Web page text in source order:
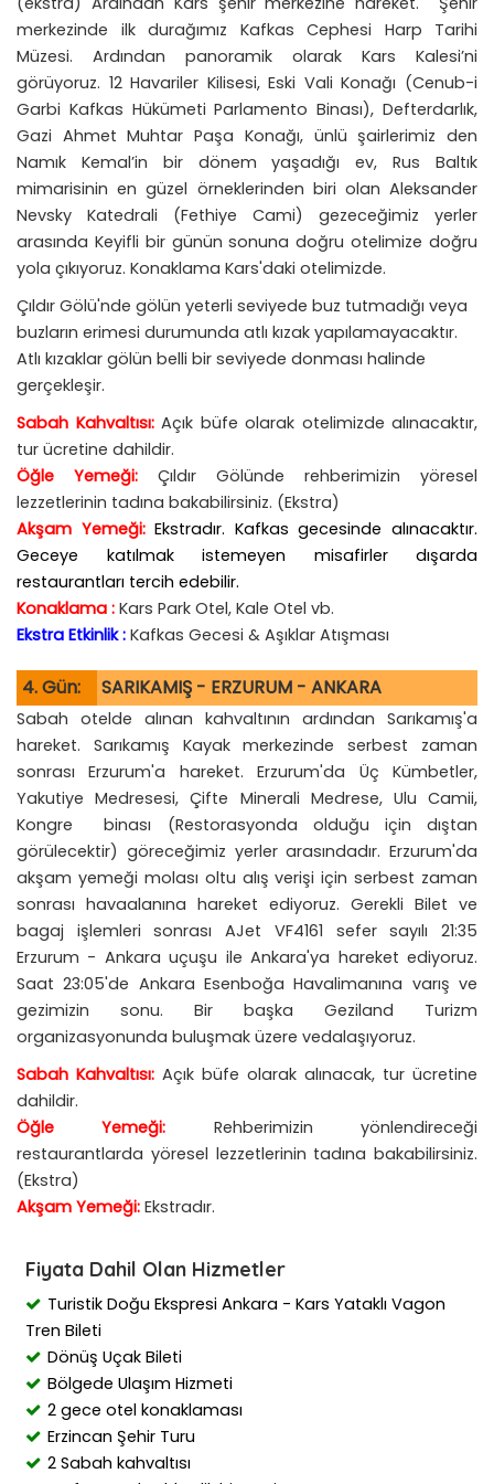
merkezinde ilk durağımız Kafkas Cephesi Harp Tarihi
Müzesi. Ardından panoramik olarak Kars Kalesi’ni
görüyoruz. 12 Havariler Kilisesi, Eski Vali Konağı (Cenub-i
Garbi Kafkas Hükümeti Parlamento Binası), Defterdarlık,
Gazi Ahmet Muhtar Paşa Konağı, ünlü şairlerimiz den
Namık Kemal’in bir dönem yaşadığı ev, Rus Baltık
mimarisinin en güzel örneklerinden biri olan Aleksander
Nevsky Katedrali (Fethiye Cami) gezeceğimiz yerler
arasında Keyifli bir günün sonuna doğru otelimize doğru
yola çıkıyoruz. Konaklama Kars'daki otelimizde.
Çıldır Gölü'nde gölün yeterli seviyede buz tutmadığı veya
buzların erimesi durumunda atlı kızak yapılamayacaktır.
Atlı kızaklar gölün belli bir seviyede donması halinde
gerçekleşir.
Sabah Kahvaltısı: Açık büfe olarak otelimizde alınacaktır,
tur ücretine dahildir.
Öğle Yemeği: Çıldır Gölünde rehberimizin yöresel
lezzetlerinin tadına bakabilirsiniz. (Ekstra)
Akşam Yemeği:Ekstradır. Kafkas gecesinde alınacaktır.
Geceye katılmak istemeyen misafirler dışarda
restaurantları tercih edebilir.
Konaklama : Kars Park Otel, Kale Otel vb.
Ekstra Etkinlik : Kafkas Gecesi & Aşıklar Atışması
4. Gün: SARIKAMIŞ - ERZURUM - ANKARA
Sabah otelde alınan kahvaltının ardından Sarıkamış'a
hareket. Sarıkamış Kayak merkezinde serbest zaman
sonrası Erzurum'a hareket. Erzurum'da Üç Kümbetler,
Yakutiye Medresesi, Çifte Minerali Medrese, Ulu Camii,
Kongre binası (Restorasyonda olduğu için dıştan
görülecektir) göreceğimiz yerler arasındadır. Erzurum'da
akşam yemeği molası oltu alış verişi için serbest zaman
sonrası havaalanına hareket ediyoruz. Gerekli Bilet ve
bagaj işlemleri sonrası AJet VF4161 sefer sayılı 21:35
Erzurum - Ankara uçuşu ile Ankara'ya hareket ediyoruz.
Saat 23:05'de Ankara Esenboğa Havalimanına varış ve
gezimizin sonu. Bir başka Geziland Turizm
organizasyonunda buluşmak üzere vedalaşıyoruz.
Sabah Kahvaltısı: Açık büfe olarak alınacak, tur ücretine
dahildir.
Öğle Yemeği: Rehberimizin yönlendireceği
restaurantlarda yöresel lezzetlerinin tadına bakabilirsiniz.
(Ekstra)
Akşam Yemeği: Ekstradır.
Fiyata Dahil Olan Hizmetler
Turistik Doğu Ekspresi Ankara - Kars Yataklı Vagon
Tren Bileti
Dönüş Uçak Bileti
Bölgede Ulaşım Hizmeti
2 gece otel konaklaması
​Erzincan Şehir Turu
2 Sabah kahvaltısı